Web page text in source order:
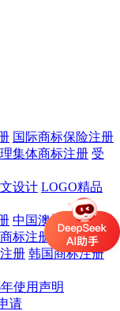
国际商标保险注册
集体商标注册 受
设计 LOGO精品
中国澳门商标注册
标注册
英国商标
册 韩国商标注册
使用声明
请